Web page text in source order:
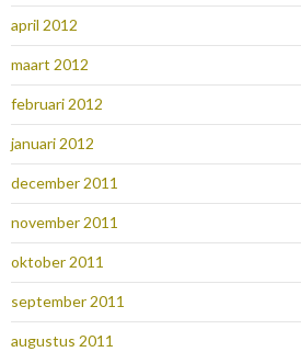
april 2012
maart 2012
februari 2012
januari 2012
december 2011
november 2011
oktober 2011
september 2011
augustus 2011